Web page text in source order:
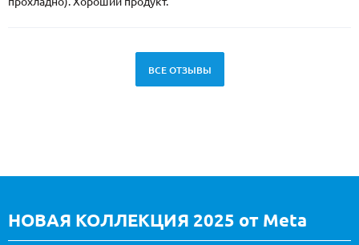
ВСЕ ОТЗЫВЫ
НОВАЯ КОЛЛЕКЦИЯ 2025 от Meta